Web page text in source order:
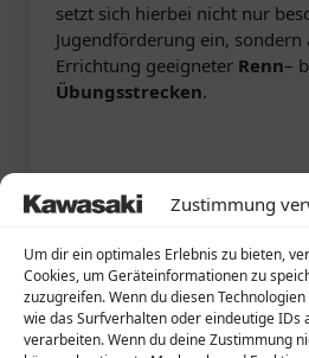
Zustimmung
Um dir ein optimales Erlebnis zu bieten,
Cookies, um Geräteinformationen zu
zuzugreifen. Wenn du diesen
wie das Surfverhalten oder eindeutige IDs
verarbeiten. Wenn du deine Zustimmung
setzt sich hierbei nicht nur
Jugendförderung ein, sondern
Errichtung geeigneter Renn–
Übungsstrecken.
Weiterlesen